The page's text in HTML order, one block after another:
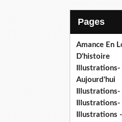
Pages
Amance En
D'histoire
Aujourd'hui
Illustrations